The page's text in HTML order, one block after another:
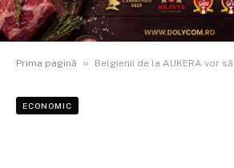
Prima pagină » Belgienii de la AUKERA vor să investească în
ECONOMIC